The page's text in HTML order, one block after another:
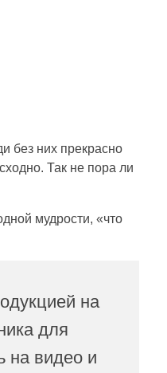
без них прекрасно
Так не пора ли
мудрости, «что
на
для
на видео и